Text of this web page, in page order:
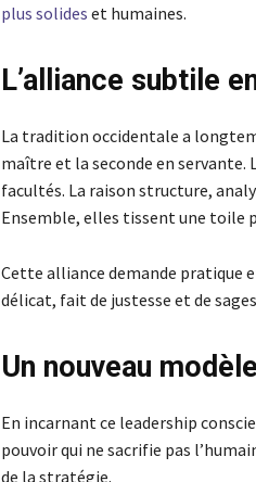
plus solides et humaines.
L’alliance subtile
La tradition occidentale a
maître et la seconde en servante.
facultés. La raison structure,
Ensemble, elles tissent une toile
Cette alliance demande pratique
délicat, fait de justesse et de
Un nouveau
En incarnant ce leadership
pouvoir qui ne sacrifie pas
de la stratégie.